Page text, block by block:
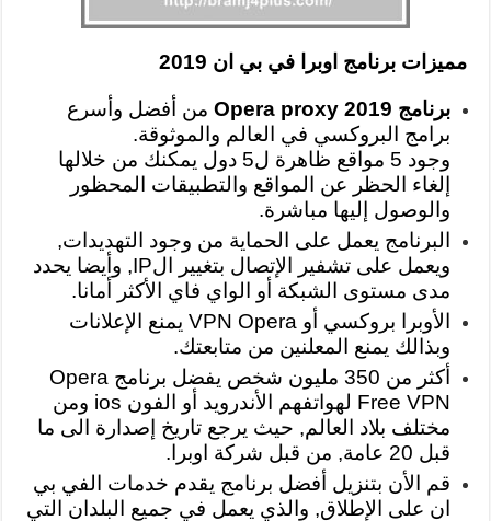
مميزات برنامج اوبرا في بي ان 2019
برنامج Opera proxy 2019
من أفضل وأسرع
برامج البروكسي في العالم والموثوقة.
وجود 5 مواقع ظاهرة ل5 دول يمكنك من خلالها
إلغاء الحظر عن المواقع والتطبيقات المحظور
والوصول إليها مباشرة.
البرنامج يعمل على الحماية من وجود التهديدات,
ويعمل على تشفير الإتصال بتغيير الIP, وأيضا يحدد
مدى مستوى الشبكة أو الواي فاي الأكثر أمانا.
الأوبرا بروكسي أو VPN Opera يمنع الإعلانات
وبذالك يمنع المعلنين من متابعتك.
أكثر من 350 مليون شخص يفضل برنامج Opera
Free VPN لهواتفهم الأندرويد أو الفون ios ومن
مختلف بلاد العالم, حيث يرجع تاريخ إصدارة الى ما
قبل 20 عامة, من قبل شركة اوبرا.
قم الأن بتنزيل أفضل برنامج يقدم خدمات الفي بي
ان على الإطلاق, والذي يعمل في جميع البلدان التي